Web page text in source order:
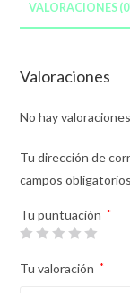
VALORACIONES
Valoraciones
No hay
Tu dirección de
campos
Tu puntuación *
Tu valoración *